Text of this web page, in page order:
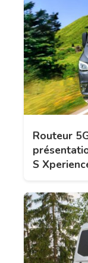
Routeur
S